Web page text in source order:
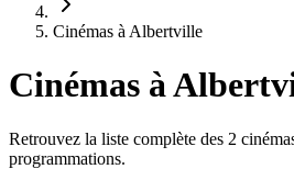
Cinémas à Albertville
Cinémas à
Retrouvez la liste complète des 2
programmations.